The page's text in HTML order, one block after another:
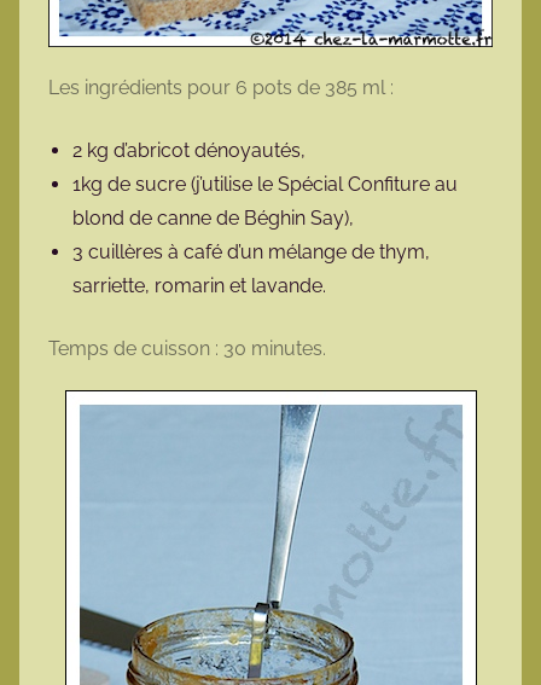
Les ingrédients pour 6 pots de 385 ml :
2 kg d’abricot dénoyautés,
1kg de sucre (j’utilise le Spécial Confiture au
blond de canne de Béghin Say),
3 cuillères à café d’un mélange de thym,
sarriette, romarin et lavande.
Temps de cuisson : 30 minutes.